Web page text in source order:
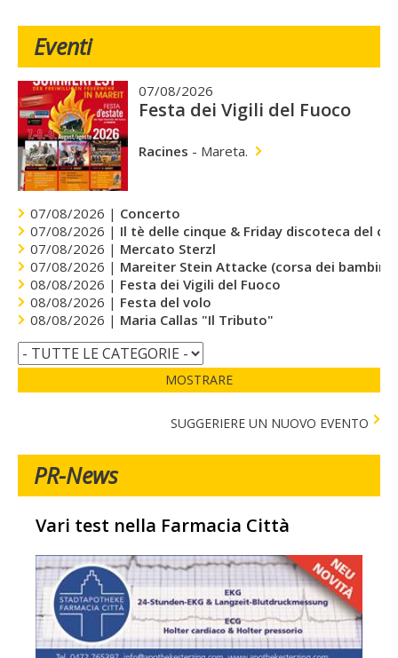
Eventi
07/08/2026
Festa dei Vigili del Fuoco
Racines - Mareta.
07/08/2026 | Concerto
07/08/2026 | Il tè delle cinque & Friday discoteca del
07/08/2026 | Mercato Sterzl
07/08/2026 | Mareiter Stein Attacke (corsa dei bambini)
08/08/2026 | Festa dei Vigili del Fuoco
08/08/2026 | Festa del volo
08/08/2026 | Maria Callas "Il Tributo"
MOSTRARE
SUGGERIERE UN NUOVO EVENTO
PR-News
Vari test nella Farmacia Città